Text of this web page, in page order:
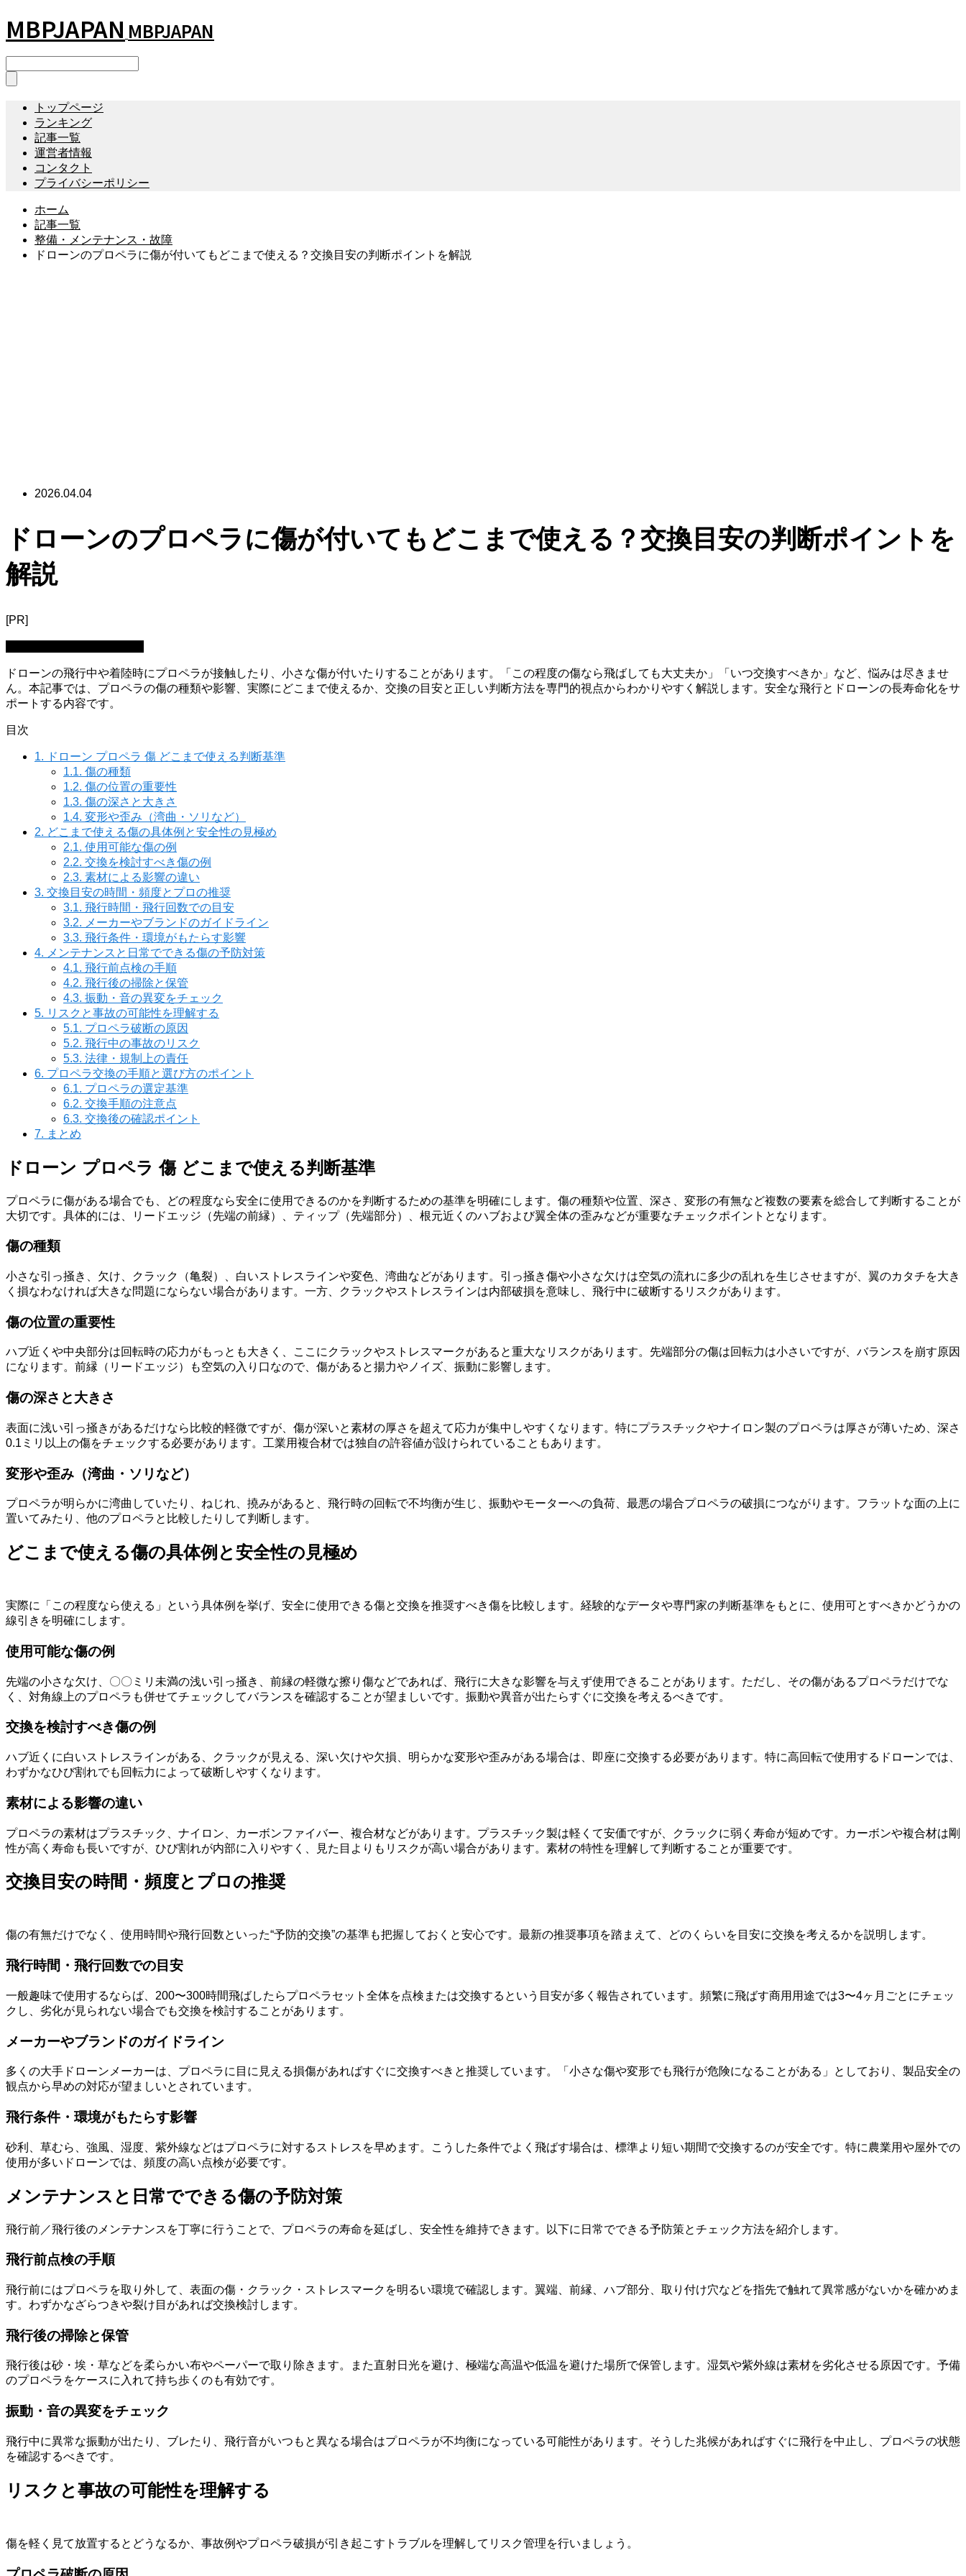
MBPJAPAN MBPJAPAN
トップページ
ランキング
記事一覧
運営者情報
コンタクト
プライバシーポリシー
ホーム
記事一覧
整備・メンテナンス・故障
ドローンのプロペラに傷が付いてもどこまで使える？交換目安の判断ポイントを解説
2026.04.04
ドローンのプロペラに傷が付いてもどこまで使える？交換目安の判断ポイントを
解説
[PR]
ドローンの飛行中や着陸時にプロペラが接触したり、小さな傷が付いたりすることがあります。「この程度の傷なら飛ばしても大丈夫か」「いつ交換すべきか」など、悩みは尽きませ
ん。本記事では、プロペラの傷の種類や影響、実際にどこまで使えるか、交換の目安と正しい判断方法を専門的視点からわかりやすく解説します。安全な飛行とドローンの長寿命化をサ
ポートする内容です。
目次
1. ドローン プロペラ 傷 どこまで使える判断基準
1.1. 傷の種類
1.2. 傷の位置の重要性
1.3. 傷の深さと大きさ
1.4. 変形や歪み（湾曲・ソリなど）
2. どこまで使える傷の具体例と安全性の見極め
2.1. 使用可能な傷の例
2.2. 交換を検討すべき傷の例
2.3. 素材による影響の違い
3. 交換目安の時間・頻度とプロの推奨
3.1. 飛行時間・飛行回数での目安
3.2. メーカーやブランドのガイドライン
3.3. 飛行条件・環境がもたらす影響
4. メンテナンスと日常でできる傷の予防対策
4.1. 飛行前点検の手順
4.2. 飛行後の掃除と保管
4.3. 振動・音の異変をチェック
5. リスクと事故の可能性を理解する
5.1. プロペラ破断の原因
5.2. 飛行中の事故のリスク
5.3. 法律・規制上の責任
6. プロペラ交換の手順と選び方のポイント
6.1. プロペラの選定基準
6.2. 交換手順の注意点
6.3. 交換後の確認ポイント
7. まとめ
ドローン プロペラ 傷 どこまで使える判断基準
プロペラに傷がある場合でも、どの程度なら安全に使用できるのかを判断するための基準を明確にします。傷の種類や位置、深さ、変形の有無など複数の要素を総合して判断することが
大切です。具体的には、リードエッジ（先端の前縁）、ティップ（先端部分）、根元近くのハブおよび翼全体の歪みなどが重要なチェックポイントとなります。
傷の種類
小さな引っ掻き、欠け、クラック（亀裂）、白いストレスラインや変色、湾曲などがあります。引っ掻き傷や小さな欠けは空気の流れに多少の乱れを生じさせますが、翼のカタチを大き
く損なわなければ大きな問題にならない場合があります。一方、クラックやストレスラインは内部破損を意味し、飛行中に破断するリスクがあります。
傷の位置の重要性
ハブ近くや中央部分は回転時の応力がもっとも大きく、ここにクラックやストレスマークがあると重大なリスクがあります。先端部分の傷は回転力は小さいですが、バランスを崩す原因
になります。前縁（リードエッジ）も空気の入り口なので、傷があると揚力やノイズ、振動に影響します。
傷の深さと大きさ
表面に浅い引っ掻きがあるだけなら比較的軽微ですが、傷が深いと素材の厚さを超えて応力が集中しやすくなります。特にプラスチックやナイロン製のプロペラは厚さが薄いため、深さ
0.1ミリ以上の傷をチェックする必要があります。工業用複合材では独自の許容値が設けられていることもあります。
変形や歪み（湾曲・ソリなど）
プロペラが明らかに湾曲していたり、ねじれ、撓みがあると、飛行時の回転で不均衡が生じ、振動やモーターへの負荷、最悪の場合プロペラの破損につながります。フラットな面の上に
置いてみたり、他のプロペラと比較したりして判断します。
どこまで使える傷の具体例と安全性の見極め
実際に「この程度なら使える」という具体例を挙げ、安全に使用できる傷と交換を推奨すべき傷を比較します。経験的なデータや専門家の判断基準をもとに、使用可とすべきかどうかの
線引きを明確にします。
使用可能な傷の例
先端の小さな欠け、〇〇ミリ未満の浅い引っ掻き、前縁の軽微な擦り傷などであれば、飛行に大きな影響を与えず使用できることがあります。ただし、その傷があるプロペラだけでな
く、対角線上のプロペラも併せてチェックしてバランスを確認することが望ましいです。振動や異音が出たらすぐに交換を考えるべきです。
交換を検討すべき傷の例
ハブ近くに白いストレスラインがある、クラックが見える、深い欠けや欠損、明らかな変形や歪みがある場合は、即座に交換する必要があります。特に高回転で使用するドローンでは、
わずかなひび割れでも回転力によって破断しやすくなります。
素材による影響の違い
プロペラの素材はプラスチック、ナイロン、カーボンファイバー、複合材などがあります。プラスチック製は軽くて安価ですが、クラックに弱く寿命が短めです。カーボンや複合材は剛
性が高く寿命も長いですが、ひび割れが内部に入りやすく、見た目よりもリスクが高い場合があります。素材の特性を理解して判断することが重要です。
交換目安の時間・頻度とプロの推奨
傷の有無だけでなく、使用時間や飛行回数といった“予防的交換”の基準も把握しておくと安心です。最新の推奨事項を踏まえて、どのくらいを目安に交換を考えるかを説明します。
飛行時間・飛行回数での目安
一般趣味で使用するならば、200〜300時間飛ばしたらプロペラセット全体を点検または交換するという目安が多く報告されています。頻繁に飛ばす商用用途では3〜4ヶ月ごとにチェッ
クし、劣化が見られない場合でも交換を検討することがあります。
メーカーやブランドのガイドライン
多くの大手ドローンメーカーは、プロペラに目に見える損傷があればすぐに交換すべきと推奨しています。「小さな傷や変形でも飛行が危険になることがある」としており、製品安全の
観点から早めの対応が望ましいとされています。
飛行条件・環境がもたらす影響
砂利、草むら、強風、湿度、紫外線などはプロペラに対するストレスを早めます。こうした条件でよく飛ばす場合は、標準より短い期間で交換するのが安全です。特に農業用や屋外での
使用が多いドローンでは、頻度の高い点検が必要です。
メンテナンスと日常でできる傷の予防対策
飛行前／飛行後のメンテナンスを丁寧に行うことで、プロペラの寿命を延ばし、安全性を維持できます。以下に日常でできる予防策とチェック方法を紹介します。
飛行前点検の手順
飛行前にはプロペラを取り外して、表面の傷・クラック・ストレスマークを明るい環境で確認します。翼端、前縁、ハブ部分、取り付け穴などを指先で触れて異常感がないかを確かめま
す。わずかなざらつきや裂け目があれば交換検討します。
飛行後の掃除と保管
飛行後は砂・埃・草などを柔らかい布やペーパーで取り除きます。また直射日光を避け、極端な高温や低温を避けた場所で保管します。湿気や紫外線は素材を劣化させる原因です。予備
のプロペラをケースに入れて持ち歩くのも有効です。
振動・音の異変をチェック
飛行中に異常な振動が出たり、ブレたり、飛行音がいつもと異なる場合はプロペラが不均衡になっている可能性があります。そうした兆候があればすぐに飛行を中止し、プロペラの状態
を確認するべきです。
リスクと事故の可能性を理解する
傷を軽く見て放置するとどうなるか、事故例やプロペラ破損が引き起こすトラブルを理解してリスク管理を行いましょう。